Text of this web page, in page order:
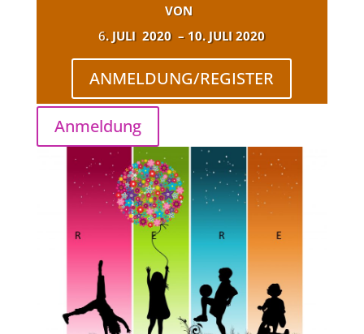
VON
6. JULI 2020 – 10. JULI 2020
ANMELDUNG/REGISTER
Anmeldung